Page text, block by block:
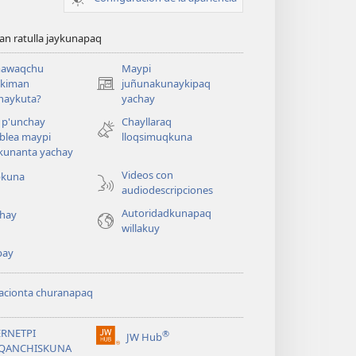
ratulla jaykunapaq
Maypi
juñunakunaykipaq
yachay
(abre
nueva
ventana)
p'unchay
maypi
yachay
Chayllaraq
lloqsimuqkuna
Videos con
audiodescripciones
Autoridadkunapaq
willakuy
churanapaq
JW Hub®
(abre